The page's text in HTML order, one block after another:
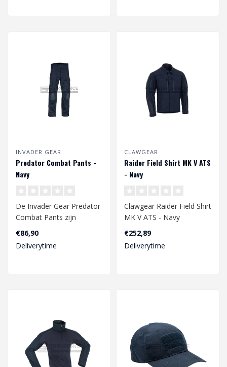
INVADER GEAR
Predator Combat Pants -
Navy
De Invader Gear Predator
Combat Pants zijn
ontworpen voor maximale
mobiliteit, v..
€86,90
Deliverytime
CLAWGEAR
Raider Field Shirt MK V ATS
- Navy
Clawgear Raider Field Shirt
MK V ATS - Navy
€252,89
Deliverytime